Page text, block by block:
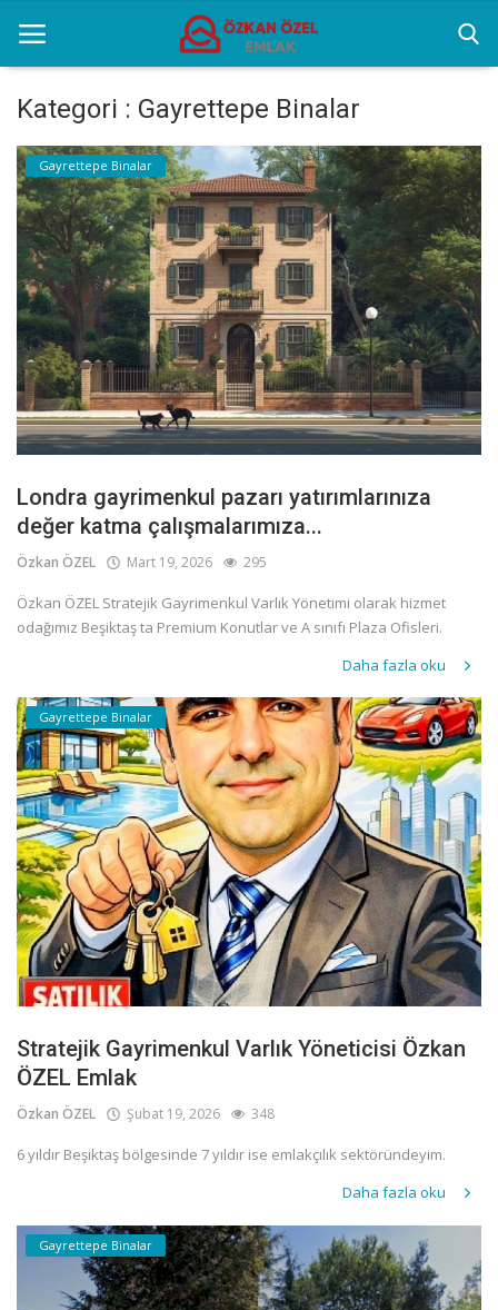
Anasayfa
Sektörel Bilgiler
Gayrettepe Binalar
Galeri
İletişim
Türkçe
Kategori : Gayrettepe Binalar
Gayrettepe Binalar
Londra gayrimenkul pazarı yatırımlarınıza
değer katma çalışmalarımıza...
Özkan ÖZEL Mart 19, 2026 295
Özkan ÖZEL Stratejik Gayrimenkul Varlık Yönetimi olarak hizmet
odağımız Beşiktaş ta Premium Konutlar ve A sınıfı Plaza Ofisleri.
Daha fazla oku
Gayrettepe Binalar
Stratejik Gayrimenkul Varlık Yöneticisi Özkan
ÖZEL Emlak
Özkan ÖZEL Şubat 19, 2026 348
6 yıldır Beşiktaş bölgesinde 7 yıldır ise emlakçılık sektöründeyim.
Daha fazla oku
Gayrettepe Binalar